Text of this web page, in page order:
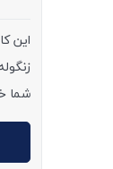
این
شما